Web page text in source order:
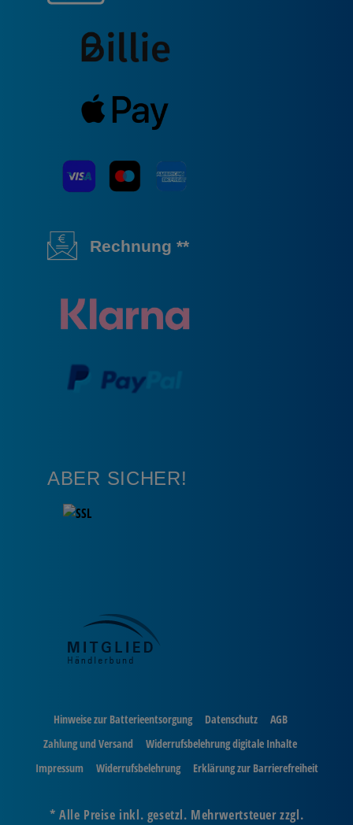
Rechnung **
ABER SICHER!
Hinweise zur Batterieentsorgung Datenschutz
AGB
Zahlung und Versand
Widerrufsbelehrung digitale Inhalte
Impressum
Widerrufsbelehrung Erklärung zur Barrierefreiheit
* Alle Preise inkl. gesetzl. Mehrwertsteuer zzgl.